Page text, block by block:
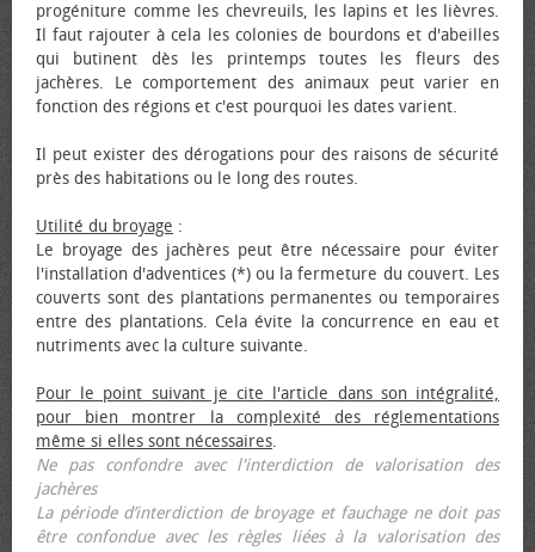
progéniture comme les chevreuils, les lapins et les lièvres.
Il faut rajouter à cela les colonies de bourdons et d'abeilles
qui butinent dès les printemps toutes les fleurs des
jachères. Le comportement des animaux peut varier en
fonction des régions et c'est pourquoi les dates varient.
Il peut exister des dérogations pour des raisons de sécurité
près des habitations ou le long des routes.
Utilité du broyage :
Le broyage des jachères peut être nécessaire pour éviter
l'installation d'adventices (*) ou la fermeture du couvert. Les
couverts sont des plantations permanentes ou temporaires
entre des plantations. Cela évite la concurrence en eau et
nutriments avec la culture suivante.
Pour le point suivant je cite l'article dans son intégralité,
pour bien montrer la complexité des réglementations
même si elles sont nécessaires.
Ne pas confondre avec l'interdiction de valorisation des
jachères
La période d’interdiction de broyage et fauchage ne doit pas
être confondue avec les règles liées à la valorisation des